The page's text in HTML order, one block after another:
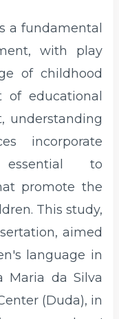
a fundamental
with play
of childhood
educational
understanding
incorporate
essential to
promote the
This study,
aimed
language in
Maria da Silva
(Duda), in